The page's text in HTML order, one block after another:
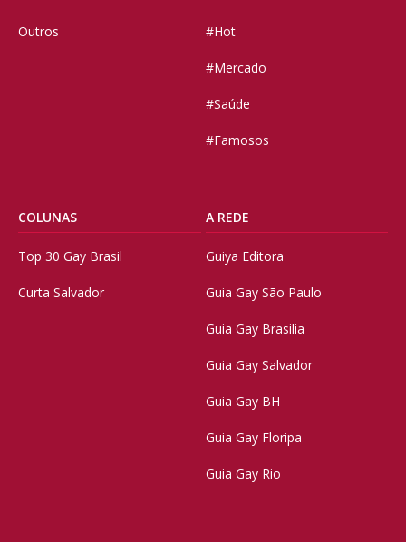
Outros #Hot
#Mercado
#Saúde
#Famosos
COLUNAS
Top 30 Gay Brasil
Curta Salvador
A REDE
Guiya Editora
Guia Gay São Paulo
Guia Gay Brasilia
Guia Gay Salvador
Guia Gay BH
Guia Gay Floripa
Guia Gay Rio